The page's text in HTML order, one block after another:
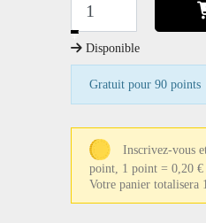
−
Disponible
Gratuit pour 90 points
Inscrivez-vous
point, 1 point = 0,20 €
Votre panier totalisera